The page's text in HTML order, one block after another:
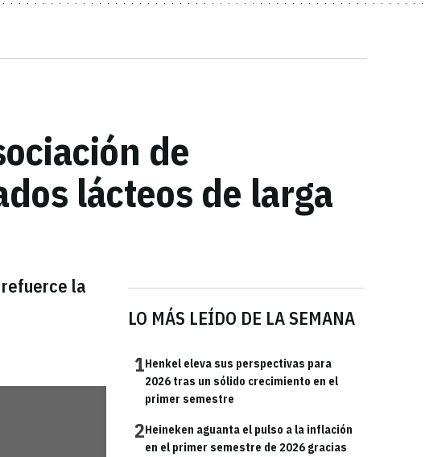
de
lácteos de larga
la
LO MÁS LEÍDO DE LA SEMANA
1Henkel eleva sus perspectivas para
2026 tras un sólido crecimiento en el
primer semestre
2Heineken aguanta el pulso a la inflación
en el primer semestre de 2026 gracias